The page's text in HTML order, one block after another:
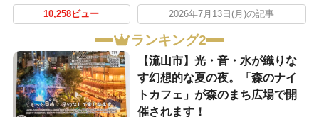
10,258ビュー 2026年7月13日(月)の記事
ランキング2
【流山市】光・音・水が織りな
す幻想的な夏の夜。「森のナイ
トカフェ」が森のまち広場で開
催されます！